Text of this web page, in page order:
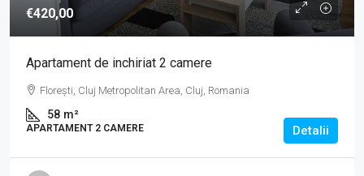
€420,00
Apartament de inchiriat 2 camere
Florești, Cluj Metropolitan Area, Cluj, Romania
58 m²
APARTAMENT 2 CAMERE Detalii